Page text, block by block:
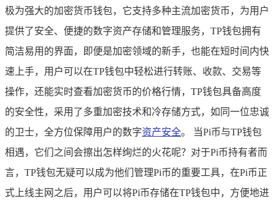
极为强大的加密货币钱包，它支持多种主流加密货币，为用户
提供了安全、便捷的数字资产存储和管理服务，TP钱包拥有
简洁易用的界面，即便是加密领域的新手，也能在短时间内快
速上手，用户可以在TP钱包中轻松进行转账、收款、交易等
操作，还能实时查看加密货币的价格行情，TP钱包具备高度
的安全性，采用了多重加密技术和冷存储方式，如同一位忠诚
的卫士，全方位保障用户的数字资产安全。 当Pi币与TP钱包
相遇，它们之间会擦出怎样绚烂的火花呢？对于Pi币持有者而
言，TP钱包无疑可以成为他们管理Pi币的重要工具，在Pi币正
式上线主网之后，用户可以将Pi币存储在TP钱包中，方便地进